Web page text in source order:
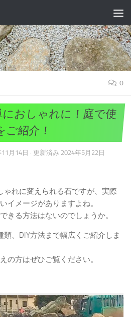
0
おしゃれに！庭で使
ご紹介！
月14日 · 更新済み 2024年5月22日
ゃれに変えられる石ですが、実際
イメージがありますよね。
きる方法はないのでしょうか。
、DIY方法まで幅広くご紹介しま
の方はぜひご覧ください。